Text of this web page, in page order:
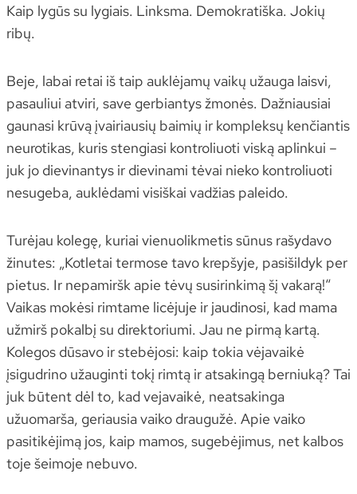
Kaip lygūs su lygiais. Linksma. Demokratiška. Jokių
ribų.
Beje, labai retai iš taip auklėjamų vaikų užauga laisvi,
pasauliui atviri, save gerbiantys žmonės. Dažniausiai
gaunasi krūvą įvairiausių baimių ir kompleksų kenčiantis
neurotikas, kuris stengiasi kontroliuoti viską aplinkui –
juk jo dievinantys ir dievinami tėvai nieko kontroliuoti
nesugeba, auklėdami visiškai vadžias paleido.
Turėjau kolegę, kuriai vienuolikmetis sūnus rašydavo
žinutes: „Kotletai termose tavo krepšyje, pasišildyk per
pietus. Ir nepamiršk apie tėvų susirinkimą šį vakarą!“
Vaikas mokėsi rimtame licėjuje ir jaudinosi, kad mama
užmirš pokalbį su direktoriumi. Jau ne pirmą kartą.
Kolegos dūsavo ir stebėjosi: kaip tokia vėjavaikė
įsigudrino užauginti tokį rimtą ir atsakingą berniuką? Tai
juk būtent dėl to, kad vejavaikė, neatsakinga
užuomarša, geriausia vaiko draugužė. Apie vaiko
pasitikėjimą jos, kaip mamos, sugebėjimus, net kalbos
toje šeimoje nebuvo.